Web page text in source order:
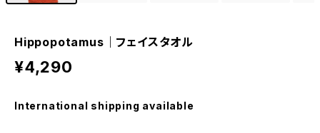
Hippopotamus｜フェイスタオル
¥4,290
International shipping available